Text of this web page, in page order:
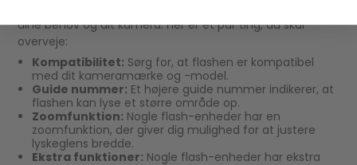
dine behov og dit kamera. Her er et par ting, du skal
overveje:
Kompatibilitet: Sørg for, at flashen er kompatibel
med dit kameramærke og -model.
Guide nummer: Et højere guide nummer indikerer, at
flashen kan lyse et større område op.
Zoomfunktion: Nogle flash-enheder har en
zoomfunktion, der giver dig mulighed for at justere
lyskeglens bredde.
Ekstra funktioner: Nogle flash-enheder har ekstra